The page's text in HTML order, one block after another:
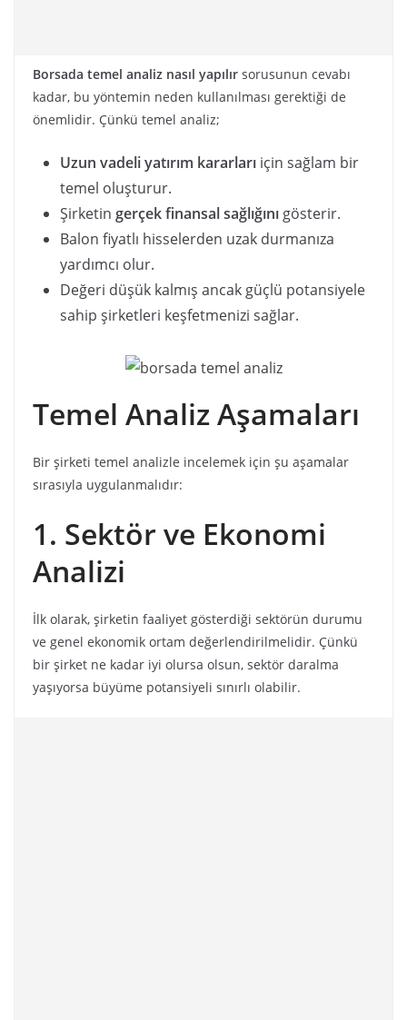
Borsada temel analiz nasıl yapılır sorusunun cevabı
kadar, bu yöntemin neden kullanılması gerektiği de
önemlidir. Çünkü temel analiz;
Uzun vadeli yatırım kararları için sağlam bir
temel oluşturur.
Şirketin gerçek finansal sağlığını gösterir.
Balon fiyatlı hisselerden uzak durmanıza
yardımcı olur.
Değeri düşük kalmış ancak güçlü potansiyele
sahip şirketleri keşfetmenizi sağlar.
Temel Analiz Aşamaları
Bir şirketi temel analizle incelemek için şu aşamalar
sırasıyla uygulanmalıdır:
1. Sektör ve Ekonomi
Analizi
İlk olarak, şirketin faaliyet gösterdiği sektörün durumu
ve genel ekonomik ortam değerlendirilmelidir. Çünkü
bir şirket ne kadar iyi olursa olsun, sektör daralma
yaşıyorsa büyüme potansiyeli sınırlı olabilir.